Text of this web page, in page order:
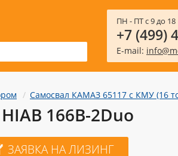
ПН - ПТ с 9 до 18
+7 (499)
E-mail:
Самосвал КАМАЗ 65117 с КМУ (16
166B-2Duo
ЗАЯВКА НА ЛИЗИНГ